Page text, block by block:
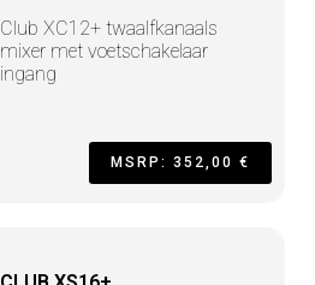
Club XC12+ twaalfkanaals
mixer met voetschakelaar
ingang
MSRP: 352,00 €